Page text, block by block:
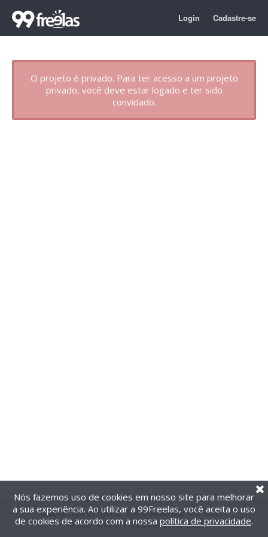
Login Cadastre-se
O projeto é privado. Para ter acesso a um projeto
privado, você deve estar logado e ter sido
convidado.
@2014-2026 99Freelas. Todos os direitos reservados.
Termos de uso| Política de privacidade
Nós fazemos uso de cookies em nosso site para melhorar
a sua experiência. Ao utilizar a 99Freelas, você aceita o uso
de cookies de acordo com a nossa política de privacidade.